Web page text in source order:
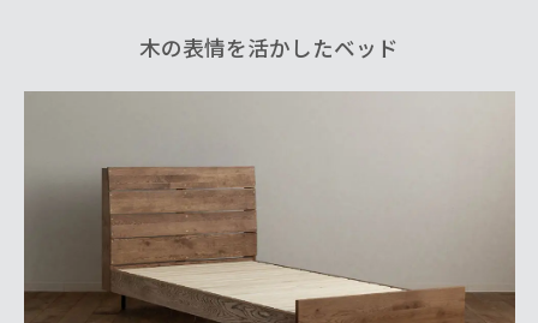
木の表情を活かしたベッド